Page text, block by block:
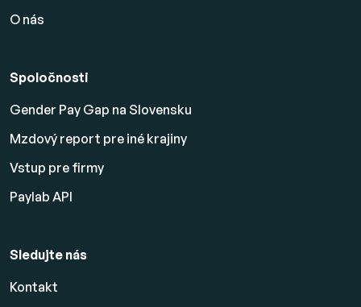
O nás
Spoločnosti
Gender Pay Gap na Slovensku
Mzdový report pre iné krajiny
Vstup pre firmy
Paylab API
Sledujte nás
Kontakt